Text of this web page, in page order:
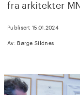
fra arkitekter
Publisert 15.01.2024
Av: Børge Sildnes